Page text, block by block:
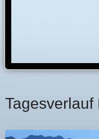
Tagesverlauf